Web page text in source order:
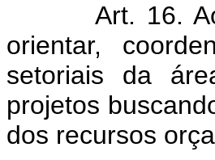
Art. 16. Ao
orientar,
setoriais da
projetos
dos recursos